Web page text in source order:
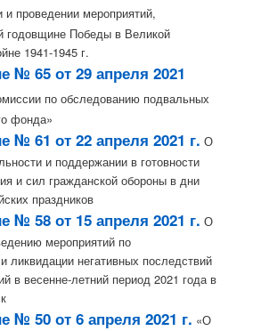
и проведении мероприятий,
годовщине Победы в Великой
1941-1945 г.
№ 65 от 29 апреля 2021
по обследованию подвальных
фонда»
№ 61 от 22 апреля 2021 г. О
и поддержании в готовности
и сил гражданской обороны в дни
праздников
№ 58 от 15 апреля 2021 г. О
мероприятий по
ликвидации негативных последствий
в весенне-летний период 2021 года в
№ 50 от 6 апреля 2021 г. «О